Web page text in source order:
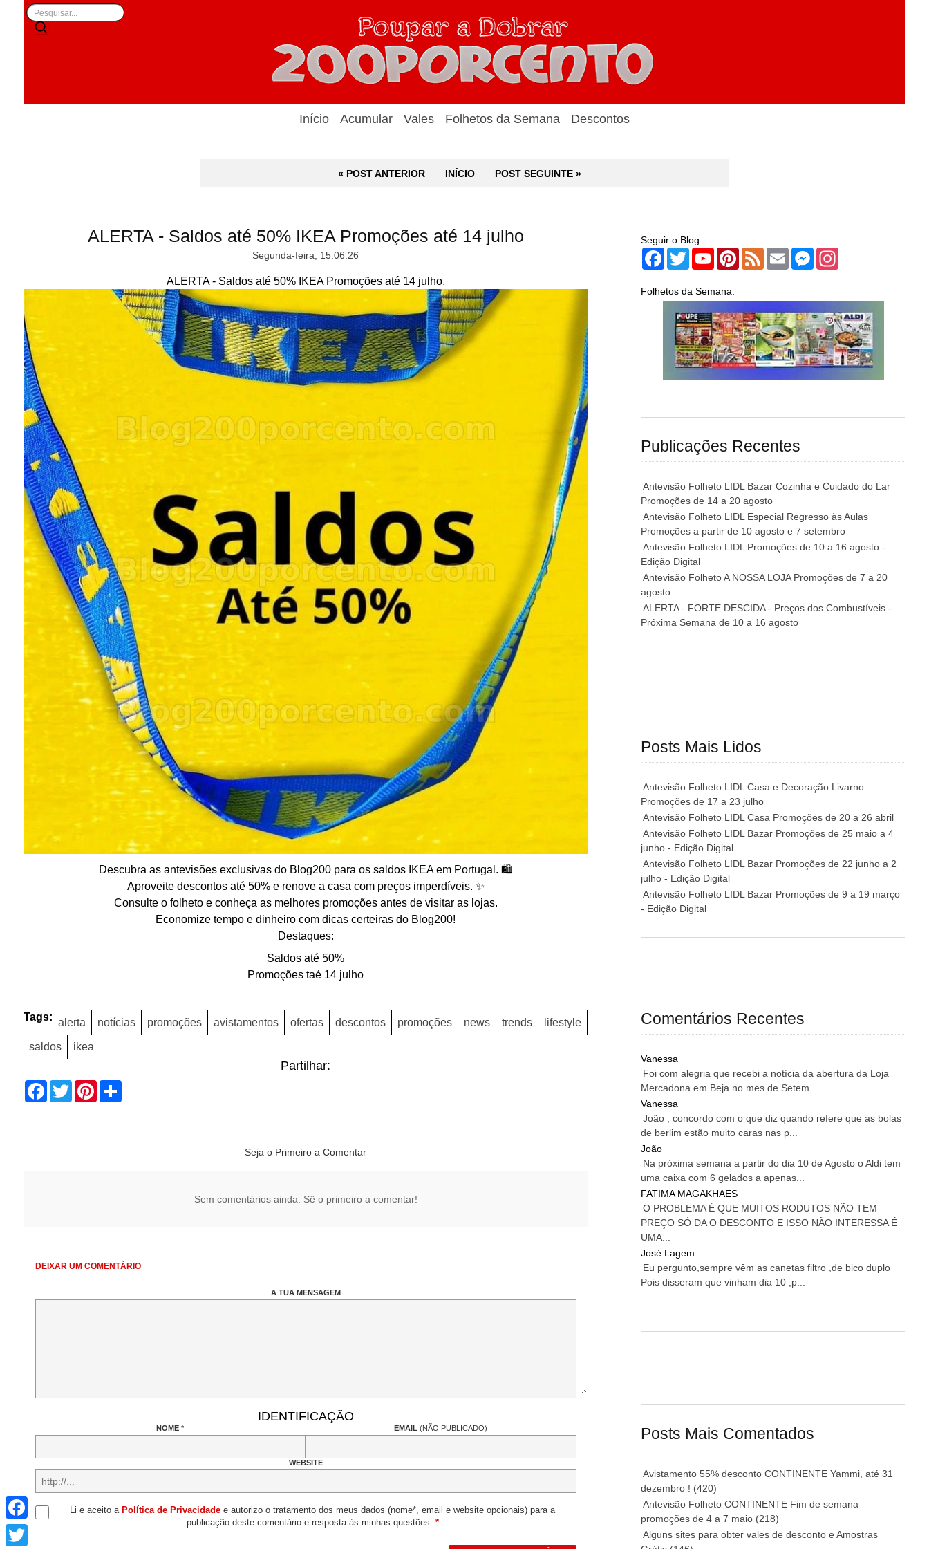
Início Acumular Vales Folhetos da Semana Descontos
« POST ANTERIOR INÍCIO POST SEGUINTE »
ALERTA - Saldos até 50% IKEA Promoções até 14 julho
Segunda-feira, 15.06.26
ALERTA - Saldos até 50% IKEA Promoções até 14 julho,
Descubra as antevisões exclusivas do Blog200 para os saldos IKEA em Portugal. 🛍️
Aproveite descontos até 50% e renove a casa com preços imperdíveis. ✨
Consulte o folheto e conheça as melhores promoções antes de visitar as lojas.
Economize tempo e dinheiro com dicas certeiras do Blog200!
Destaques:
Saldos até 50%
Promoções taé 14 julho
Tags: alerta notícias promoções avistamentos ofertas descontos promoções news trends
lifestyle
saldos
ikea
Partilhar:
Facebook
TwitterPinterest
Share
Seja o Primeiro a Comentar
Sem comentários ainda. Sê o primeiro a comentar!
DEIXAR UM COMENTÁRIO
A TUA MENSAGEM
IDENTIFICAÇÃO
NOME* EMAIL(NÃO PUBLICADO)
WEBSITE
Li e aceito aPolítica de Privacidade e autorizo o tratamento dos meus dados (nome*, email e website opcionais) para a
publicação deste comentário e resposta às minhas questões. *
Seguir o Blog:
Facebook
TwitterYouTubePinterest
Feed Email Messenger
Folhetos da Semana:
Publicações Recentes
Antevisão Folheto LIDL Bazar Cozinha e Cuidado do Lar
Promoções de 14 a 20 agosto
Antevisão Folheto LIDL Especial Regresso às Aulas
Promoções a partir de 10 agosto e 7 setembro
Antevisão Folheto LIDL Promoções de 10 a 16 agosto -
Edição Digital
Antevisão Folheto A NOSSA LOJA Promoções de 7 a 20
agosto
ALERTA - FORTE DESCIDA - Preços dos Combustíveis -
Próxima Semana de 10 a 16 agosto
Posts Mais Lidos
Antevisão Folheto LIDL Casa e Decoração Livarno
Promoções de 17 a 23 julho
Antevisão Folheto LIDL Casa Promoções de 20 a 26 abril
Antevisão Folheto LIDL Bazar Promoções de 25 maio a 4
junho - Edição Digital
Antevisão Folheto LIDL Bazar Promoções de 22 junho a 2
julho - Edição Digital
Antevisão Folheto LIDL Bazar Promoções de 9 a 19 março
- Edição Digital
Comentários Recentes
Vanessa
Foi com alegria que recebi a notícia da abertura da Loja
Mercadona em Beja no mes de Setem...
Vanessa
João , concordo com o que diz quando refere que as bolas
de berlim estão muito caras nas p...
João
Na próxima semana a partir do dia 10 de Agosto o Aldi tem
uma caixa com 6 gelados a apenas...
FATIMA MAGAKHAES
O PROBLEMA É QUE MUITOS RODUTOS NÃO TEM
PREÇO SÓ DA O DESCONTO E ISSO NÃO INTERESSA É
UMA...
José Lagem
Eu pergunto,sempre vêm as canetas filtro ,de bico duplo
Pois disseram que vinham dia 10 ,p...
Posts Mais Comentados
Avistamento 55% desconto CONTINENTE Yammi, até 31
dezembro ! (420)
Antevisão Folheto CONTINENTE Fim de semana
promoções de 4 a 7 maio (218)
Alguns sites para obter vales de desconto e Amostras